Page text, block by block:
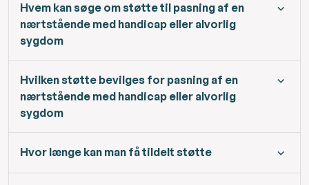
Hvem kan søge om støtte til pasning af en
nærtstående med handicap eller alvorlig
sygdom
Hvilken støtte bevilges for pasning af en
nærtstående med handicap eller alvorlig
sygdom
Hvor længe kan man få tildelt støtte